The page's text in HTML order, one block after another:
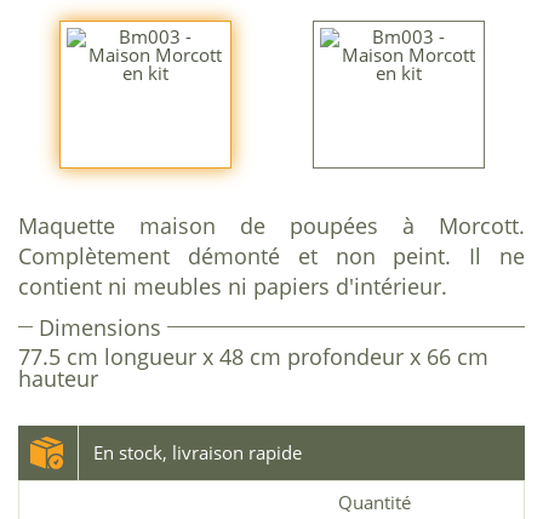
Maquette maison de poupées à Morcott.
Complètement démonté et non peint. Il ne
contient ni meubles ni papiers d'intérieur.
Dimensions
77.5 cm longueur x 48 cm profondeur x 66 cm
hauteur
En stock, livraison rapide
Quantité